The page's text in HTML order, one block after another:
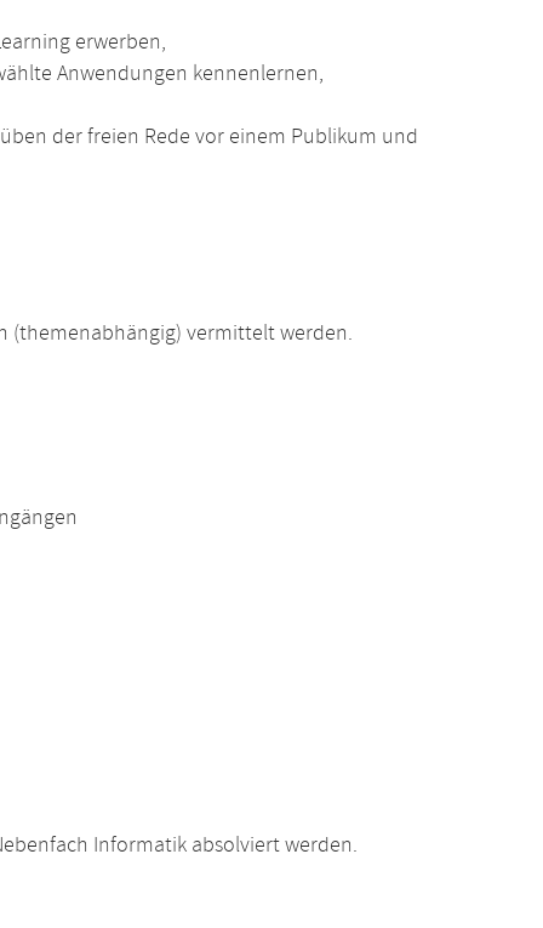
erwerben,
Anwendungen kennenlernen,
der freien Rede vor einem Publikum und
(themenabhängig) vermittelt werden.
Informatik absolviert werden.